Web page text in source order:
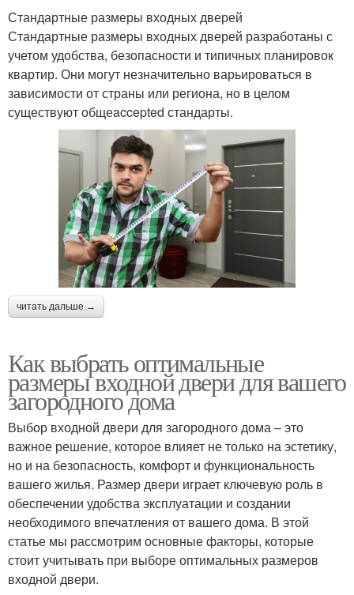
Стандартные размеры входных дверей
Стандартные размеры входных дверей разработаны с
учетом удобства, безопасности и типичных планировок
квартир. Они могут незначительно варьироваться в
зависимости от страны или региона, но в целом
существуют общеaccepted стандарты.
читать дальше →
Как выбрать оптимальные
размеры входной двери для вашего
загородного дома
Выбор входной двери для загородного дома – это
важное решение, которое влияет не только на эстетику,
но и на безопасность, комфорт и функциональность
вашего жилья. Размер двери играет ключевую роль в
обеспечении удобства эксплуатации и создании
необходимого впечатления от вашего дома. В этой
статье мы рассмотрим основные факторы, которые
стоит учитывать при выборе оптимальных размеров
входной двери.